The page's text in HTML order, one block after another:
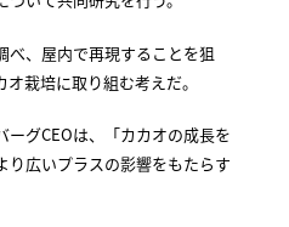
べ、屋内で再現することを狙
栽培に取り組む考えだ。
ーグCEOは、「カカオの成長を
り広いプラスの影響をもたらす